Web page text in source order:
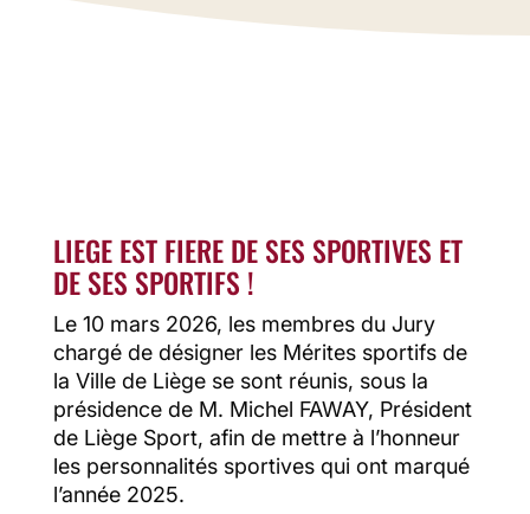
méritants.
LIEGE EST FIERE DE SES SPORTIVES ET
DE SES SPORTIFS !
Le 10 mars 2026, les membres du Jury
chargé de désigner les Mérites sportifs de
la Ville de Liège se sont réunis, sous la
présidence de M. Michel FAWAY, Président
de Liège Sport, afin de mettre à l’honneur
les personnalités sportives qui ont marqué
l’année 2025.